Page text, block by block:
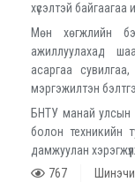
хүсэлтэй байгаагаа
Мөн хөгжлийн
ажиллуулахад
асаргаа
мэргэжилтэн
БНТУ манай улсын
болон техникийн
дамжуулан
767